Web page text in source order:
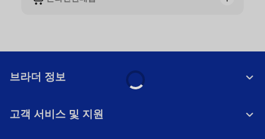
브라더 정보
고객 서비스 및 지원